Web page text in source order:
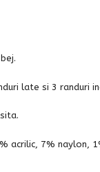
late si 3 randuri
acrilic, 7% naylon,